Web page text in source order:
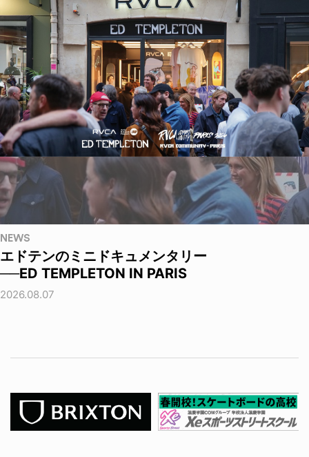
NEWS
エドテンのミニドキュメンタリー
──ED TEMPLETON IN PARIS
2026.08.07